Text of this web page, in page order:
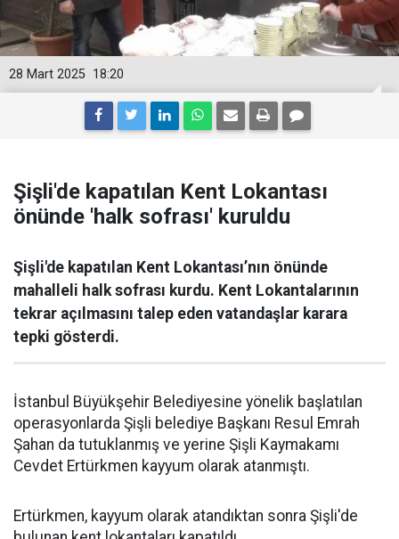
18:20
28 Mart 2025
Şişli'de kapatılan Kent Lokantası
önünde 'halk sofrası' kuruldu
Şişli'de kapatılan Kent Lokantası’nın önünde
mahalleli halk sofrası kurdu. Kent Lokantalarının
tekrar açılmasını talep eden vatandaşlar karara
tepki gösterdi.
İstanbul Büyükşehir Belediyesine yönelik başlatılan
operasyonlarda Şişli belediye Başkanı Resul Emrah
Şahan da tutuklanmış ve yerine Şişli Kaymakamı
Cevdet Ertürkmen kayyum olarak atanmıştı.
Ertürkmen, kayyum olarak atandıktan sonra Şişli'de